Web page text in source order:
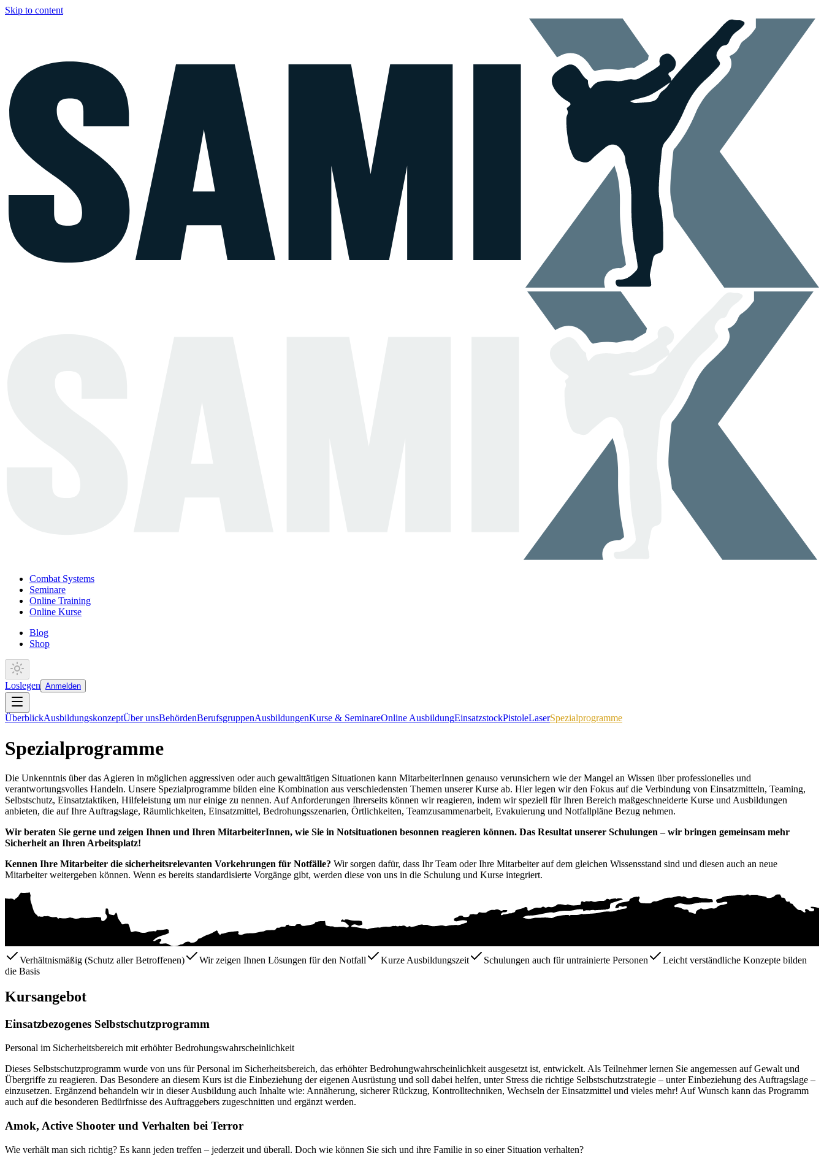
Skip to content
Combat Systems
Seminare
Online Training
Online Kurse
Blog
Shop
Loslegen Anmelden
ÜberblickAusbildungskonzeptÜber unsBehördenBerufsgruppenAusbildungenKurse & SeminareOnline AusbildungEinsatzstockPistoleLaserSpezialprogramme
Spezialprogramme
Die Unkenntnis über das Agieren in möglichen aggressiven oder auch gewalttätigen Situationen kann MitarbeiterInnen genauso verunsichern wie der Mangel an Wissen über professionelles und
verantwortungsvolles Handeln. Unsere Spezialprogramme bilden eine Kombination aus verschiedensten Themen unserer Kurse ab. Hier legen wir den Fokus auf die Verbindung von Einsatzmitteln, Teaming,
Selbstschutz, Einsatztaktiken, Hilfeleistung um nur einige zu nennen. Auf Anforderungen Ihrerseits können wir reagieren, indem wir speziell für Ihren Bereich maßgeschneiderte Kurse und Ausbildungen
anbieten, die auf Ihre Auftragslage, Räumlichkeiten, Einsatzmittel, Bedrohungsszenarien, Örtlichkeiten, Teamzusammenarbeit, Evakuierung und Notfallpläne Bezug nehmen.
Wir beraten Sie gerne und zeigen Ihnen und Ihren MitarbeiterInnen, wie Sie in Notsituationen besonnen reagieren können. Das Resultat unserer Schulungen – wir bringen gemeinsam mehr
Sicherheit an Ihren Arbeitsplatz!
Kennen Ihre Mitarbeiter die sicherheitsrelevanten Vorkehrungen für Notfälle? Wir sorgen dafür, dass Ihr Team oder Ihre Mitarbeiter auf dem gleichen Wissensstand sind und diesen auch an neue
Mitarbeiter weitergeben können. Wenn es bereits standardisierte Vorgänge gibt, werden diese von uns in die Schulung und Kurse integriert.
Verhältnismäßig (Schutz aller Betroffenen) Wir zeigen Ihnen Lösungen für den Notfall Kurze Ausbildungszeit Schulungen auch für untrainierte Personen
Leicht verständliche Konzepte bilden
die Basis
Kursangebot
Einsatzbezogenes Selbstschutzprogramm
Personal im Sicherheitsbereich mit erhöhter Bedrohungswahrscheinlichkeit
Dieses Selbstschutzprogramm wurde von uns für Personal im Sicherheitsbereich, das erhöhter Bedrohungwahrscheinlichkeit ausgesetzt ist, entwickelt. Als Teilnehmer lernen Sie angemessen auf Gewalt und
Übergriffe zu reagieren. Das Besondere an diesem Kurs ist die Einbeziehung der eigenen Ausrüstung und soll dabei helfen, unter Stress die richtige Selbstschutzstrategie – unter Einbeziehung des Auftragslage –
einzusetzen. Ergänzend behandeln wir in dieser Ausbildung auch Inhalte wie: Annäherung, sicherer Rückzug, Kontrolltechniken, Wechseln der Einsatzmittel und vieles mehr! Auf Wunsch kann das Programm
auch auf die besonderen Bedürfnisse des Auftraggebers zugeschnitten und ergänzt werden.
Amok, Active Shooter und Verhalten bei Terror
Wie verhält man sich richtig? Es kann jeden treffen – jederzeit und überall. Doch wie können Sie sich und ihre Familie in so einer Situation verhalten?